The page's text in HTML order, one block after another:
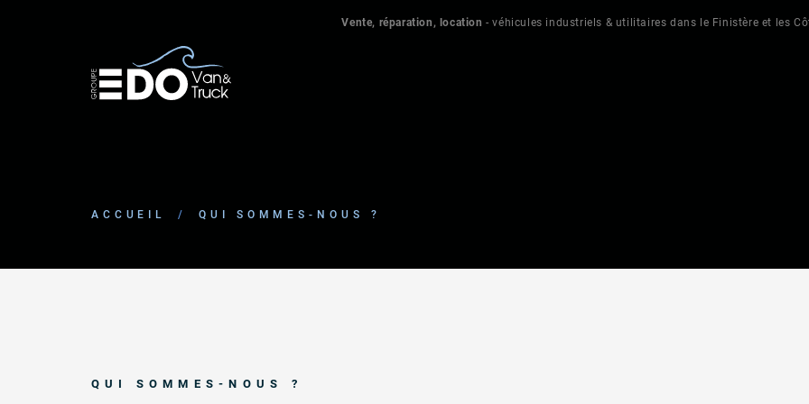
Vente, réparation, location - véhicules industriels & utilitaires dans le Finistère et les
ACCUEIL / QUI SOMMES-NOUS ?
QUI SOMMES-NOUS ?